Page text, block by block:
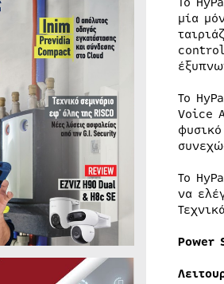
μία
Το
Voice
Το
να
Power